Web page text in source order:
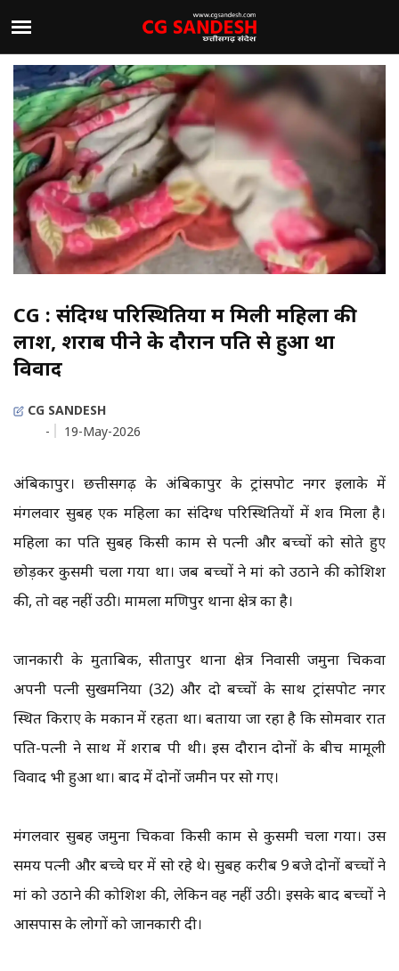
CG : संदिग्ध परिस्थितियों में मिली महिला की
लाश, शराब पीने के दौरान पति से हुआ था
विवाद
CG SANDESH
-
19-May-2026
अंबिकापुर। छत्तीसगढ़ के अंबिकापुर के ट्रांसपोर्ट नगर इलाके में
मंगलवार सुबह एक महिला का संदिग्ध परिस्थितियों में शव मिला है।
महिला का पति सुबह किसी काम से पत्नी और बच्चों को सोते हुए
छोड़कर कुसमी चला गया था। जब बच्चों ने मां को उठाने की कोशिश
की, तो वह नहीं उठी। मामला मणिपुर थाना क्षेत्र का है।
जानकारी के मुताबिक, सीतापुर थाना क्षेत्र निवासी जमुना चिकवा
अपनी पत्नी सुखमनिया (32) और दो बच्चों के साथ ट्रांसपोर्ट नगर
स्थित किराए के मकान में रहता था। बताया जा रहा है कि सोमवार रात
पति-पत्नी ने साथ में शराब पी थी। इस दौरान दोनों के बीच मामूली
विवाद भी हुआ था। बाद में दोनों जमीन पर सो गए।
मंगलवार सुबह जमुना चिकवा किसी काम से कुसमी चला गया। उस
समय पत्नी और बच्चे घर में सो रहे थे। सुबह करीब 9 बजे दोनों बच्चों ने
मां को उठाने की कोशिश की, लेकिन वह नहीं उठी। इसके बाद बच्चों ने
आसपास के लोगों को जानकारी दी।